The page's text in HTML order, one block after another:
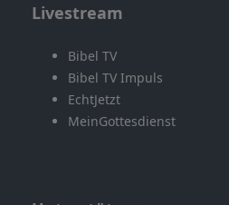
Livestream
Bibel TV
Bibel TV Impuls
EchtJetzt
MeinGottesdienst